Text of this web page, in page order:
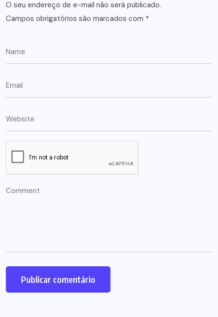
O seu endereço de e-mail não será publicado.
Campos obrigatórios são marcados com *